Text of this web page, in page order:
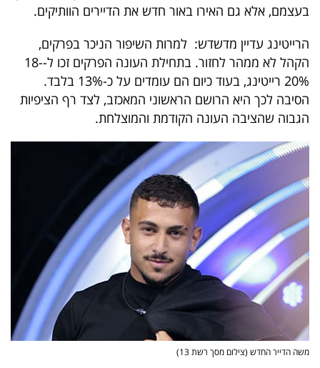
פרסמו
עקבו
אחרינו:
בעצמם, אלא גם האירו באור חדש את הדיירים הוותיקים.
הרייטינג עדיין מדשדש: למרות השיפור הניכר בפרקים,
הקהל לא ממהר לחזור. בתחילת העונה הפרקים זכו ל-18-
20% רייטינג, בעוד כיום הם עומדים על כ-13% בלבד.
הסיבה לכך היא הרושם הראשוני המאכזב, לצד רף הציפיות
הגבוה שהציבה העונה הקודמת והמוצלחת.
משה הדייר החדש (צילום מסך רשת 13)